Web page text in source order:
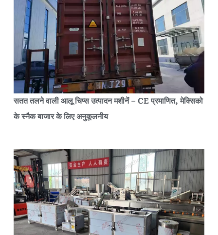
सतत तलने वाली आलू चिप्स उत्पादन मशीनें – CE प्रमाणित, मेक्सिको
के स्नैक बाजार के लिए अनुकूलनीय